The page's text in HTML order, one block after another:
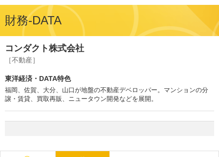
財務-DATA
コンダクト株式会社
［不動産］
東洋経済・DATA特色
福岡、佐賀、大分、山口が地盤の不動産デベロッパー。マンションの分
譲・賃貸、買取再販、ニュータウン開発などを展開。